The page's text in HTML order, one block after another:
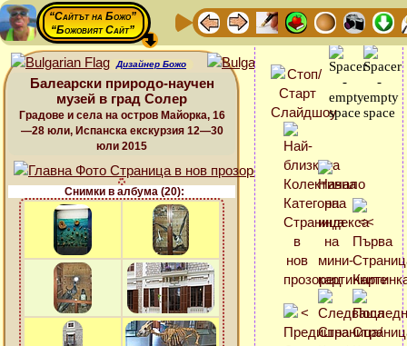
“Сайтът на Божо”
“Божовият Сайт”
Дизайнер Божо
Балеарски природо-научен
музей в град Солер
Градове и села на остров Майорка, 16
—28 юли, Испанска екскурзия 12—30
юли 2015
Снимки в албума (20):